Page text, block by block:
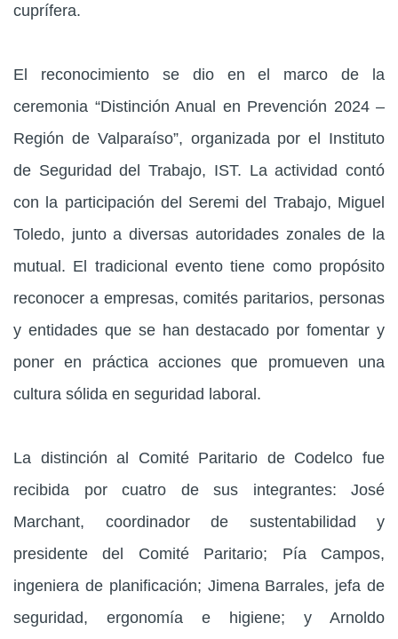
cuprífera.
El reconocimiento se dio en el marco de la
ceremonia “Distinción Anual en Prevención 2024 –
Región de Valparaíso”, organizada por el Instituto
de Seguridad del Trabajo, IST. La actividad contó
con la participación del Seremi del Trabajo, Miguel
Toledo, junto a diversas autoridades zonales de la
mutual. El tradicional evento tiene como propósito
reconocer a empresas, comités paritarios, personas
y entidades que se han destacado por fomentar y
poner en práctica acciones que promueven una
cultura sólida en seguridad laboral.
La distinción al Comité Paritario de Codelco fue
recibida por cuatro de sus integrantes: José
Marchant, coordinador de sustentabilidad y
presidente del Comité Paritario; Pía Campos,
ingeniera de planificación; Jimena Barrales, jefa de
seguridad, ergonomía e higiene; y Arnoldo